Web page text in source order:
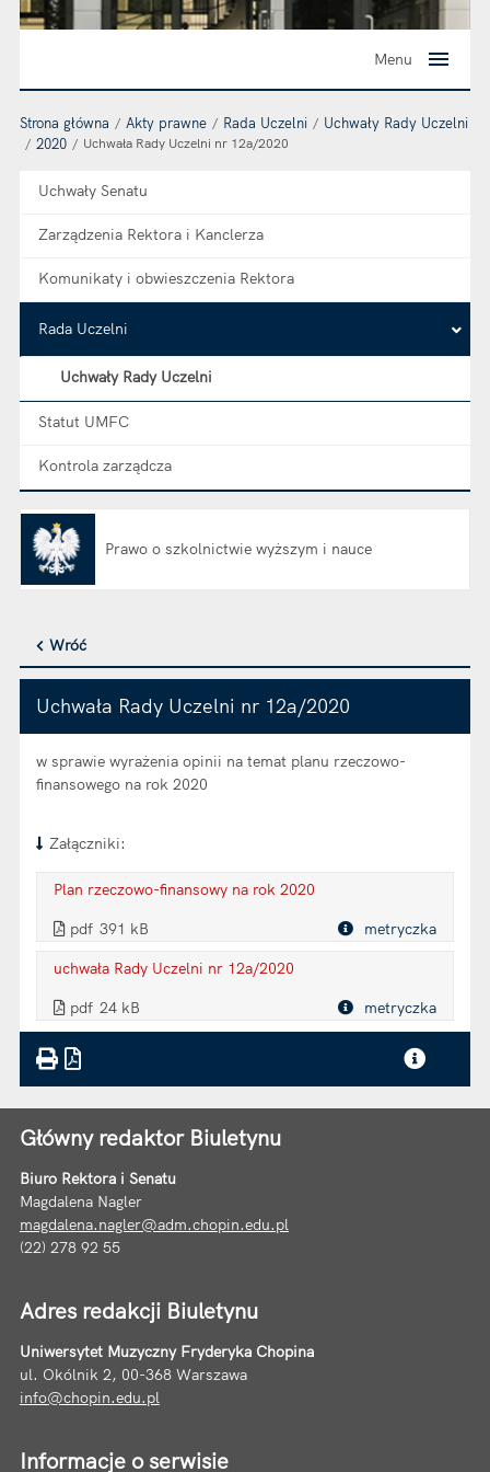
Menu
Strona główna Akty prawne Rada Uczelni
Uchwały Rady Uczelni
2020
Uchwała Rady Uczelni nr 12a/2020
Uchwały Senatu
Zarządzenia Rektora i Kanclerza
Komunikaty i obwieszczenia Rektora
Rada Uczelni
Uchwały Rady Uczelni
Statut UMFC
Kontrola zarządcza
Prawo o szkolnictwie wyższym i nauce
Wróć
Uchwała Rady Uczelni nr 12a/2020
w sprawie wyrażenia opinii na temat planu rzeczowo-
finansowego na rok 2020
Załączniki:
Plan rzeczowo-finansowy na rok 2020
pdf 391 kB
metryczka
uchwała Rady Uczelni nr 12a/2020
pdf 24 kB metryczka
Główny redaktor Biuletynu
Biuro Rektora i Senatu
Magdalena Nagler
magdalena.nagler@adm.chopin.edu.pl
(22) 278 92 55
Adres redakcji Biuletynu
Uniwersytet Muzyczny Fryderyka Chopina
ul. Okólnik 2, 00-368 Warszawa
info@chopin.edu.pl
Informacje o serwisie